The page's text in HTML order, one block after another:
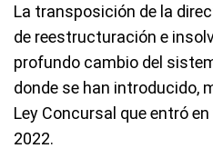
La transposición de la
de reestructuración e
profundo cambio del
donde se han introducido,
Ley Concursal que entró
2022.